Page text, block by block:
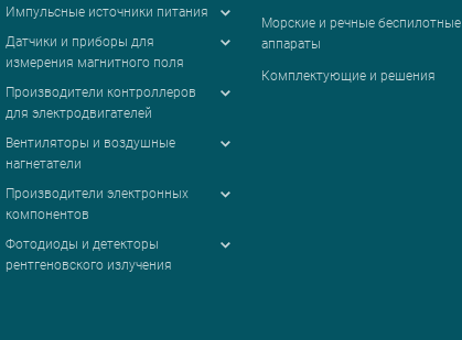
Импульсные источники питания
Датчики и приборы для
измерения магнитного поля
Производители контроллеров
для электродвигателей
Вентиляторы и воздушные
нагнетатели
Производители электронных
компонентов
Фотодиоды и детекторы
рентгеновского излучения
Морские и речные беспилотные
аппараты
Комплектующие и решения